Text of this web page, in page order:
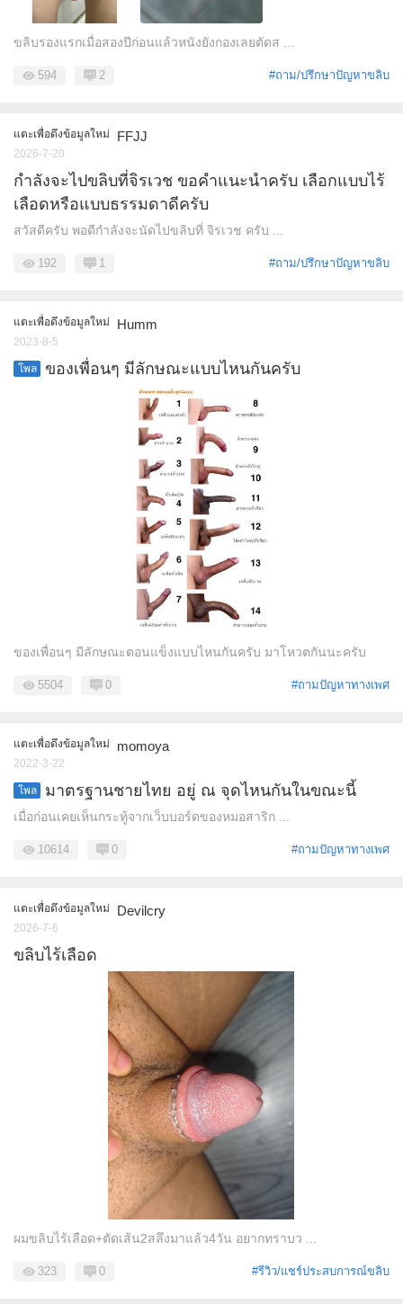
ขลิบรองแรกเมื่อสองปีก่อนแล้วหนังยังกองเลยตัดส ...
#ถาม/ปรึกษาปัญหาขลิบ
594 2
แตะเพื่อดึงข้อมูลใหม่ FFJJ
2026-7-20
กำลังจะไปขลิบที่จิรเวช ขอคำแนะนำครับ เลือกแบบไร้
เลือดหรือแบบธรรมดาดีครับ
สวัสดีครับ พอดีกำลังจะนัดไปขลิบที่ จิรเวช ครับ ...
#ถาม/ปรึกษาปัญหาขลิบ
192 1
แตะเพื่อดึงข้อมูลใหม่ Humm
2023-8-5
โพล ของเพื่อนๆ มีลักษณะแบบไหนกันครับ
ของเพื่อนๆ มีลักษณะตอนแข็งแบบไหนกันครับ มาโหวตกันนะครับ
#ถามปัญหาทางเพศ
5504 0
แตะเพื่อดึงข้อมูลใหม่ momoya
2022-3-22
โพล มาตรฐานชายไทย อยู่ ณ จุดไหนกันในขณะนี้
เมื่อก่อนเคยเห็นกระทู้จากเว็บบอร์ดของหมอสาริก ...
#ถามปัญหาทางเพศ
10614 0
แตะเพื่อดึงข้อมูลใหม่ Devilcry
2026-7-6
ขลิบไร้เลือด
ผมขลิบไร้เลือด+ตัดเส้น2สลึงมาแล้ว4วัน อยากทราบว ...
#รีวิว/แชร์ประสบการณ์ขลิบ
323 0